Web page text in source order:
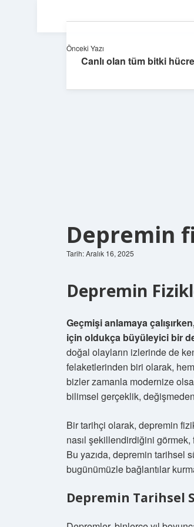
Depremin
Tarih: Aralık 16, 2025
Depremin
Geçmişi anlamaya
için oldukça büyüleyici bir
doğal olayların izlerinde de
felaketlerinden biri olarak,
bizler zamanla modernize
bilimsel gerçeklik, değişmeden
Bir tarihçi olarak, depremin
nasıl şekillendirdiğini
Bu yazıda, depremin tarihsel
bugünümüzle bağlantılar
Depremin Tarihsel
Önceki Yazı
Canlı olan tüm bitki